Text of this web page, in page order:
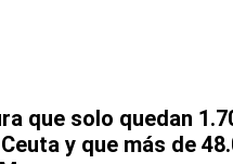
que solo quedan
y que más de